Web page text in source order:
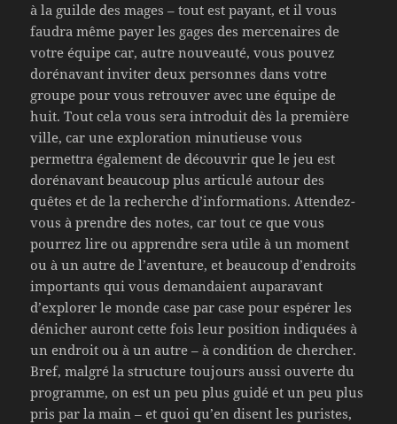
à la guilde des mages – tout est payant, et il vous
faudra même payer les gages des mercenaires de
votre équipe car, autre nouveauté, vous pouvez
dorénavant inviter deux personnes dans votre
groupe pour vous retrouver avec une équipe de
huit. Tout cela vous sera introduit dès la première
ville, car une exploration minutieuse vous
permettra également de découvrir que le jeu est
dorénavant beaucoup plus articulé autour des
quêtes et de la recherche d’informations. Attendez-
vous à prendre des notes, car tout ce que vous
pourrez lire ou apprendre sera utile à un moment
ou à un autre de l’aventure, et beaucoup d’endroits
importants qui vous demandaient auparavant
d’explorer le monde case par case pour espérer les
dénicher auront cette fois leur position indiquées à
un endroit ou à un autre – à condition de chercher.
Bref, malgré la structure toujours aussi ouverte du
programme, on est un peu plus guidé et un peu plus
pris par la main – et quoi qu’en disent les puristes,